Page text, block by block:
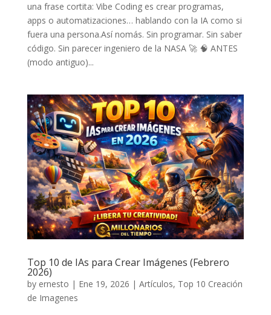
una frase cortita: Vibe Coding es crear programas,
apps o automatizaciones… hablando con la IA como si
fuera una persona.Así nomás. Sin programar. Sin saber
código. Sin parecer ingeniero de la NASA 🚀 🧠 ANTES
(modo antiguo)...
Top 10 de IAs para Crear Imágenes (Febrero
2026)
by ernesto | Ene 19, 2026 | Artículos, Top 10 Creación
de Imagenes